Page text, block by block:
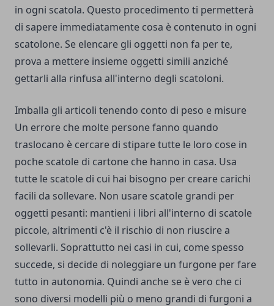
in ogni scatola. Questo procedimento ti permetterà
di sapere immediatamente cosa è contenuto in ogni
scatolone. Se elencare gli oggetti non fa per te,
prova a mettere insieme oggetti simili anziché
gettarli alla rinfusa all'interno degli scatoloni.
Imballa gli articoli tenendo conto di peso e misure
Un errore che molte persone fanno quando
traslocano è cercare di stipare tutte le loro cose in
poche scatole di cartone che hanno in casa. Usa
tutte le scatole di cui hai bisogno per creare carichi
facili da sollevare. Non usare scatole grandi per
oggetti pesanti: mantieni i libri all'interno di scatole
piccole, altrimenti c'è il rischio di non riuscire a
sollevarli. Soprattutto nei casi in cui, come spesso
succede, si decide di noleggiare un furgone per fare
tutto in autonomia. Quindi anche se è vero che ci
sono diversi modelli più o meno grandi di furgoni a